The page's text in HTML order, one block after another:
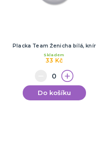
Placka Team Ženicha bílá, knír
33 Kč
Skladem
Do košíku